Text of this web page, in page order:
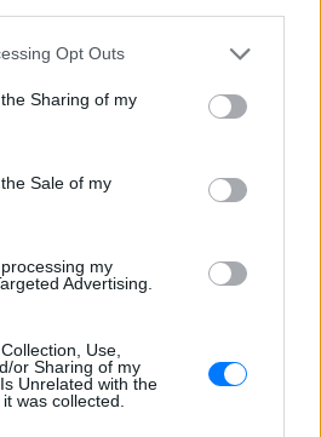
Opt Outs
Sharing of my
Sale of my
my
Advertising.
Use,
or Sharing of my
Unrelated with the
was collected.
το δυστύχημα.
πριν από λίγες
14 ετών αφού δήλωσε
θανατηφόρου τροχαίου υπό
της ποινής, εξέφρασε
στα μάτια για τις πράξεις
μην ξαναπιεί ποτέ. Η αδελφή
Ρόσεβιτς ζήτησε από τον
κάθειρξης 28 ετών, ωστόσο